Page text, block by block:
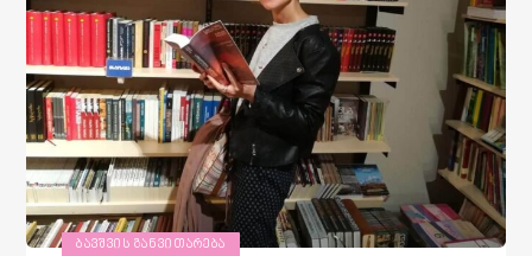
ᲑᲐᲕᲨᲕᲘᲡ ᲒᲐᲜᲕᲘᲗᲐᲠᲔᲑᲐ